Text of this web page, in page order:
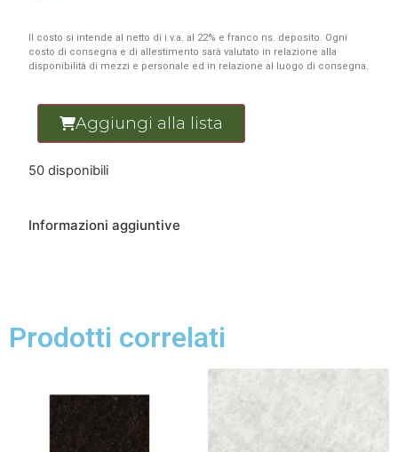
Il costo si intende al netto di i.v.a. al 22% e franco ns. deposito. Ogni
costo di consegna e di allestimento sarà valutato in relazione alla
disponibilità di mezzi e personale ed in relazione al luogo di consegna.
Aggiungi alla lista
50 disponibili
Informazioni aggiuntive
Prodotti correlati